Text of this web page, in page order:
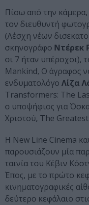
Πίσω από την
τον διευθυντή
(Λέσχη νέων
σκηνογράφο Ντέρεκ
οι 7 ήταν υπέροχοι),
Mankind, Ο άγραφος
ενδυματολόγο Λίζα
Transformers: The
ο υποψήφιος για
Χριστού, The
Η New Line Cinema
παρουσιάζουν μία
ταινία του Κέβιν
Έπος, με το πρώτο
κινηματογραφικές
δεύτερο κεφάλαιο